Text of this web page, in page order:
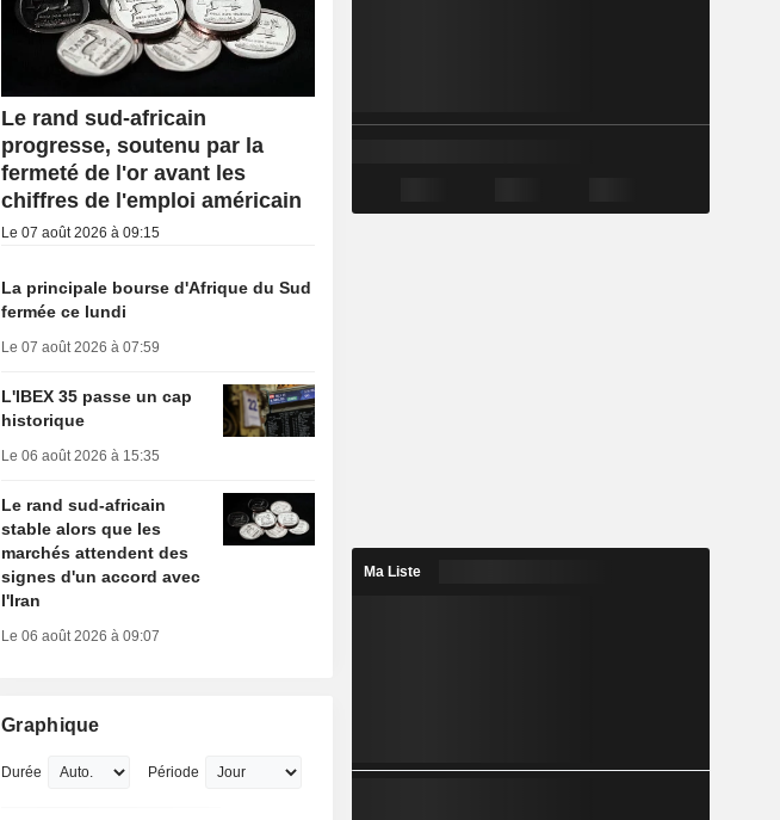
Le rand sud-africain
progresse, soutenu par la
fermeté de l'or avant les
chiffres de l'emploi américain
Le 07 août 2026 à 09:15
La principale bourse d'Afrique du Sud
fermée ce lundi
Le 07 août 2026 à 07:59
L'IBEX 35 passe un cap
historique
Le 06 août 2026 à 15:35
Le rand sud-africain
stable alors que les
marchés attendent des
signes d'un accord avec
l'Iran
Le 06 août 2026 à 09:07
Graphique
Durée Période
Ma Liste